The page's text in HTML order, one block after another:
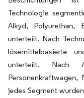
Technologie
Alkyd, Polyurethan,
unterteilt. Nach
lösemittelbasierte
unterteilt. Nach
jedes Segment